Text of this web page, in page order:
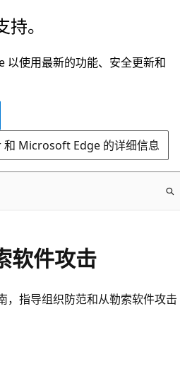
。
使用最新的功能、安全更新和
Microsoft Edge 的详细信息
软件攻击
，指导组织防范和从勒索软件攻击